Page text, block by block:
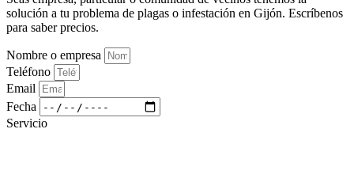
solución a tu problema de plagas o infestación en Gijón. Escríbenos
para saber precios.
Nombre o empresa
Teléfono
Email
Fecha
Servicio